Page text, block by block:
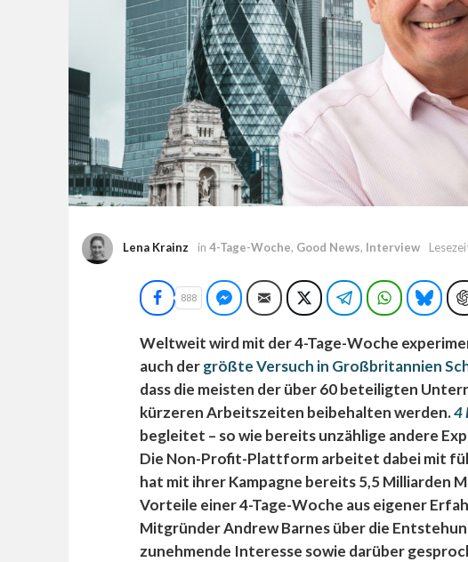
Lena Krainz in 4-Tage-Woche, Good News, Interview
Facebook
888 Facebook Messenger
E-Mail TwitterTelegramWhatsApp
Weltweit wird mit der 4-Tage-Woche
auch dergrößte Versuch in Großbritannien
dass die meisten der über 60 beteiligten
kürzeren Arbeitszeiten beibehalten werden.4
begleitet – so wie bereits unzählige andere
Die Non-Profit-Plattform arbeitet dabei mit
hat mit ihrer Kampagne bereits 5,5 Milliarden
Vorteile einer 4-Tage-Woche aus eigener
Mitgründer Andrew Barnes über die
zunehmende Interesse sowie darüber